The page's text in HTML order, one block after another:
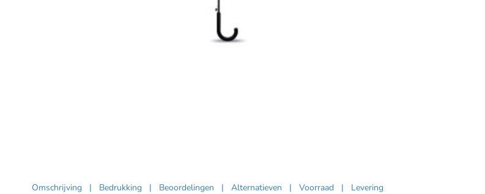
Omschrijving | Bedrukking | Beoordelingen | Alternatieven | Voorraad | Levering